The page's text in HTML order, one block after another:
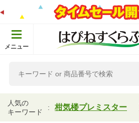
メニュー
人気の
キーワード
柑気楼プレミスター